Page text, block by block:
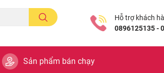
Hỗ trợ khách
0896125135 -
Sản phẩm bán chạy